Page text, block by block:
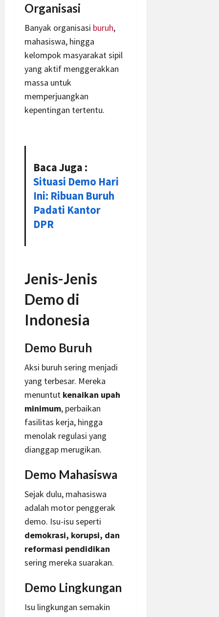
Organisasi
Banyak organisasi buruh,
mahasiswa, hingga
kelompok masyarakat sipil
yang aktif menggerakkan
massa untuk
memperjuangkan
kepentingan tertentu.
Baca Juga :
Situasi Demo Hari
Ini: Ribuan Buruh
Padati Kantor
DPR
Jenis-Jenis
Demo di
Indonesia
Demo Buruh
Aksi buruh sering menjadi
yang terbesar. Mereka
menuntut kenaikan upah
minimum, perbaikan
fasilitas kerja, hingga
menolak regulasi yang
dianggap merugikan.
Demo Mahasiswa
Sejak dulu, mahasiswa
adalah motor penggerak
demo. Isu-isu seperti
demokrasi, korupsi, dan
reformasi pendidikan
sering mereka suarakan.
Demo Lingkungan
Isu lingkungan semakin